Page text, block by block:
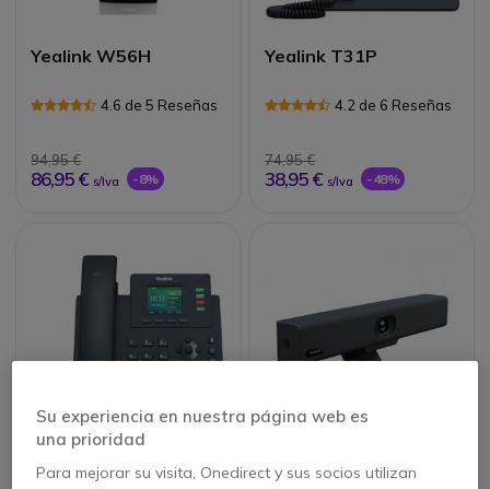
Yealink W56H
4.6 de 5 Reseñas
94,95 €
86,95 € s/Iva -8%
Yealink T31P
4.2 de 6 Reseñas
74,95 €
38,95 € s/Iva -48%
Su experiencia en nuestra página web es
una prioridad
Para mejorar su visita, Onedirect y sus socios utilizan